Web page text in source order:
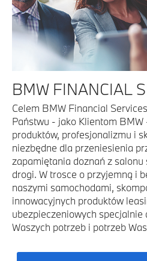
BMW FINANCIAL
Celem BMW Financial
Państwu - jako Klientom
produktów, profesjonalizmu i
niezbędne dla przeniesienia
zapamiętania doznań z
drogi. W trosce o przyjemną i
naszymi samochodami,
innowacyjnych produktów
ubezpieczeniowych specjalnie
Waszych potrzeb i potrzeb